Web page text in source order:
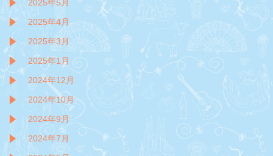
2025年5月
2025年4月
2025年3月
2025年1月
2024年12月
2024年10月
2024年9月
2024年7月